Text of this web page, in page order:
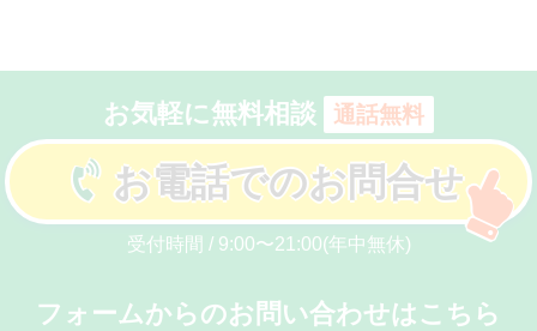
お気軽に無料相談 通話無料
お電話でのお問合せ
受付時間 / 9:00〜21:00(年中無休)
フォームからのお問い合わせはこちら